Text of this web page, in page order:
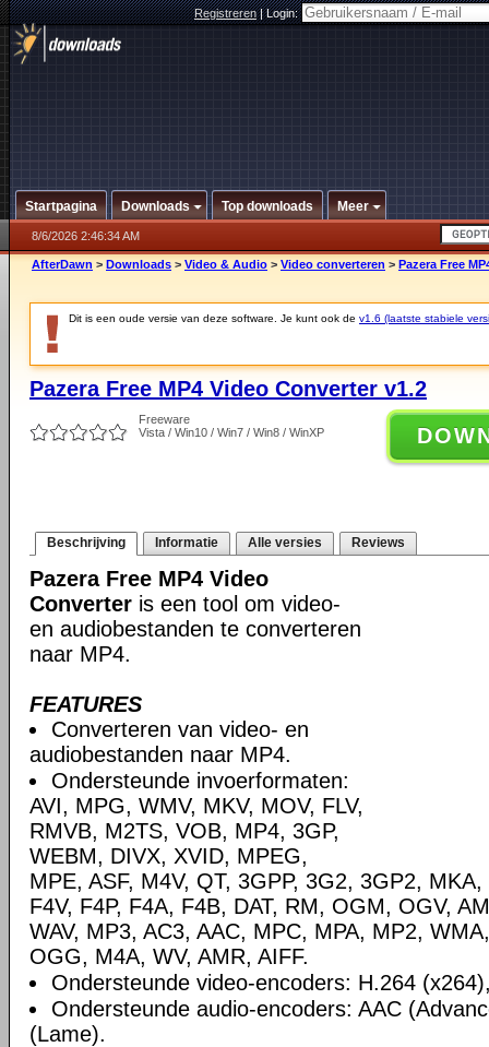
Registreren|Login:
Startpagina Downloads Top downloads Meer
8/6/2026 2:46:34 AM
AfterDawn > Downloads > Video & Audio > Video converteren > Pazera Free
Dit is een oude versie van deze software. Je kunt ook de v1.6 (laatste stabiele
Pazera Free MP4 Video Converter v1.2
Freeware
Vista / Win10 / Win7 / Win8 / WinXP
Beschrijving Informatie Alle versies Reviews
Pazera Free MP4 Video
Converter is een tool om video-
en audiobestanden te converteren
naar MP4.
FEATURES
Converteren van video- en
audiobestanden naar MP4.
Ondersteunde invoerformaten:
AVI, MPG, WMV, MKV, MOV, FLV,
RMVB, M2TS, VOB, MP4, 3GP,
WEBM, DIVX, XVID, MPEG,
MPE, ASF, M4V, QT, 3GPP, 3G2, 3GP2,
F4V, F4P, F4A, F4B, DAT, RM, OGM, OGV,
WAV, MP3, AC3, AAC, MPC, MPA, MP2,
OGG, M4A, WV, AMR, AIFF.
Ondersteunde video-encoders: H.264
Ondersteunde audio-encoders: AAC
(Lame).